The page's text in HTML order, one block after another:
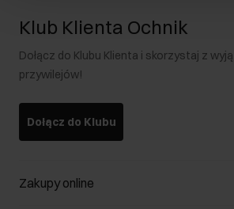
Klub Klienta Ochnik
Dołącz do Klubu Klienta i skorzystaj z
przywilejów!
Dołącz do Klubu
Zakupy online